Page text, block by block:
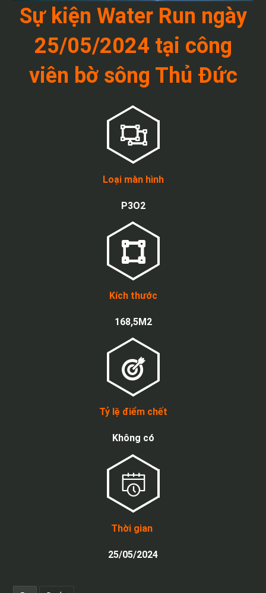
Sự kiện Water Run ngày
25/05/2024 tại công
viên bờ sông Thủ Đức
Loại màn hình
P3O2
Kích thước
168,5M2
Tỷ lệ điểm chết
Không có
Thời gian
25/05/2024